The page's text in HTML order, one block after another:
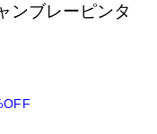
ンブレーピンタ